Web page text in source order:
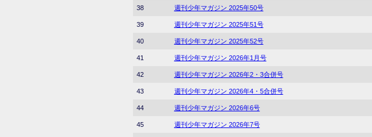
38 週刊少年マガジン 2025年50号
39 週刊少年マガジン 2025年51号
40 週刊少年マガジン 2025年52号
41 週刊少年マガジン 2026年1月号
42 週刊少年マガジン 2026年2・3合併号
43 週刊少年マガジン 2026年4・5合併号
44 週刊少年マガジン 2026年6号
45 週刊少年マガジン 2026年7号